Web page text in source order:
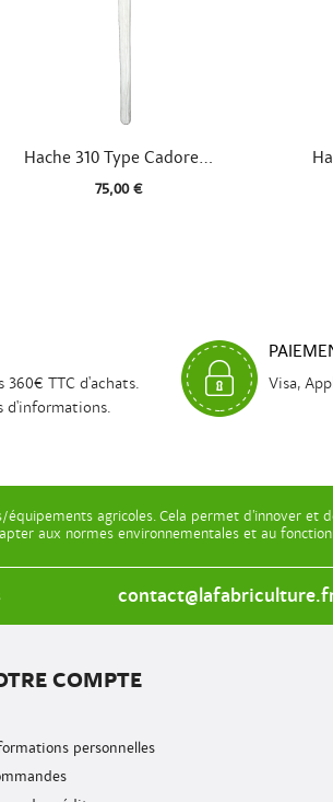
 Aperçu rapide
Hache 310 Type Cadore...
75,00 €
360€ TTC d'achats.
d'informations.
Visa,
agricoles. Cela permet d’innover et
aux normes environnementales et au
COMPTE
personnelles